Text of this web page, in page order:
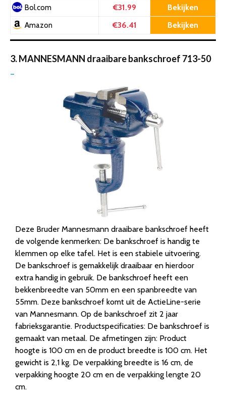
Bol.com €31.99 Bekijken
Amazon €36.41 Bekijken
3. MANNESMANN draaibare bankschroef 713-50
–
Deze Bruder Mannesmann draaibare bankschroef heeft
de volgende kenmerken: De bankschroef is handig te
klemmen op elke tafel. Het is een stabiele uitvoering.
De bankschroef is gemakkelijk draaibaar en hierdoor
extra handig in gebruik. De bankschroef heeft een
bekkenbreedte van 50mm en een spanbreedte van
55mm. Deze bankschroef komt uit de ActieLine-serie
van Mannesmann. Op de bankschroef zit 2 jaar
fabrieksgarantie. Productspecificaties: De bankschroef is
gemaakt van metaal. De afmetingen zijn: Product
hoogte is 100 cm en de product breedte is 100 cm. Het
gewicht is 2,1 kg. De verpakking breedte is 16 cm, de
verpakking hoogte 20 cm en de verpakking lengte 20
cm.